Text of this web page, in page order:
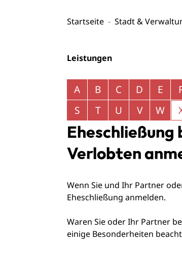
Startseite Stadt &
Leistungen
Alphabetisches Register
A B C D E
S
T U V W
Verlobten
Wenn Sie und Ihr Partner
Eheschließung anmelden.
Waren Sie oder Ihr Partner
einige Besonderheiten